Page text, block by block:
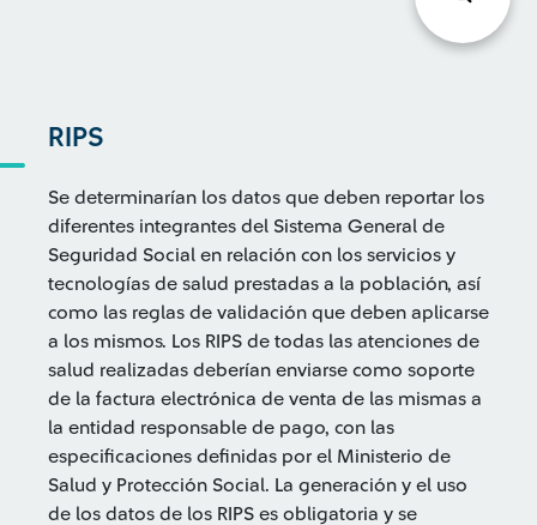
RIPS
Se determinarían los datos que deben reportar los
diferentes integrantes del Sistema General de
Seguridad Social en relación con los servicios y
tecnologías de salud prestadas a la población, así
como las reglas de validación que deben aplicarse
a los mismos. Los RIPS de todas las atenciones de
salud realizadas deberían enviarse como soporte
de la factura electrónica de venta de las mismas a
la entidad responsable de pago, con las
especificaciones definidas por el Ministerio de
Salud y Protección Social. La generación y el uso
de los datos de los RIPS es obligatoria y se